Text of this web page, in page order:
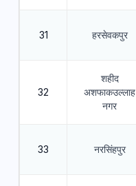
31 हरसेवकपुर
32
शहीद
अशफाकउल्लाह
नगर
33 नरसिंहपुर